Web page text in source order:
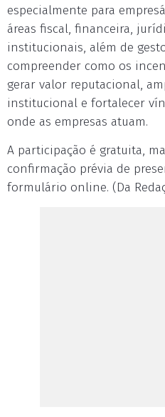
especialmente para
áreas fiscal, financeira,
institucionais, além de
compreender como os
gerar valor reputacional,
institucional e fortalecer
onde as empresas atuam.
A participação é gratuita,
confirmação prévia de
formulário online. (Da